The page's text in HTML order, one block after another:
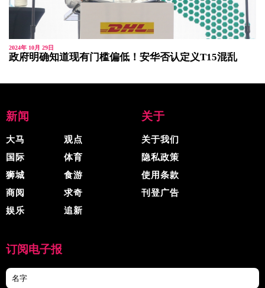
2024年 10月 29日
政府明确知道现有门槛偏低！安华否认定义T15混乱
新闻
大马
国际
狮城
商阅
娱乐
观点
体育
食游
求奇
追新
关于
关于我们
隐私政策
使用条款
刊登广告
订阅电子报